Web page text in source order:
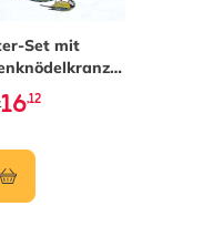
Set mit
depends on the
16,12